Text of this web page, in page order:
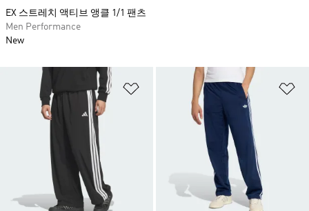
위시리스트 담기
EX 스트레치 액티브 앵클 1/1 팬츠
Men Performance
New